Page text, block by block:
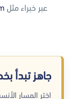
عبر خبراء مثل
جاهز تبدأ
اختر المسار